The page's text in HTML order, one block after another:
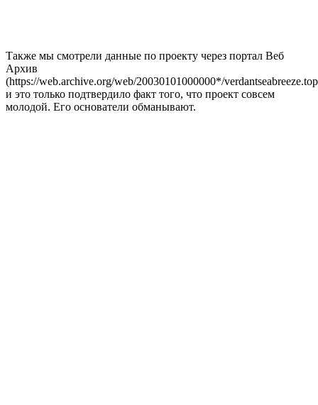
Также мы смотрели данные по проекту через портал Веб
Архив
(https://web.archive.org/web/20030101000000*/
и это только подтвердило факт того, что проект совсем
молодой. Его основатели обманывают.